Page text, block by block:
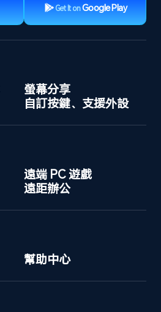
Get It onGoogle Play
螢幕分享
自訂按鍵、支援外設
遠端 PC 遊戲
遠距辦公
幫助中心